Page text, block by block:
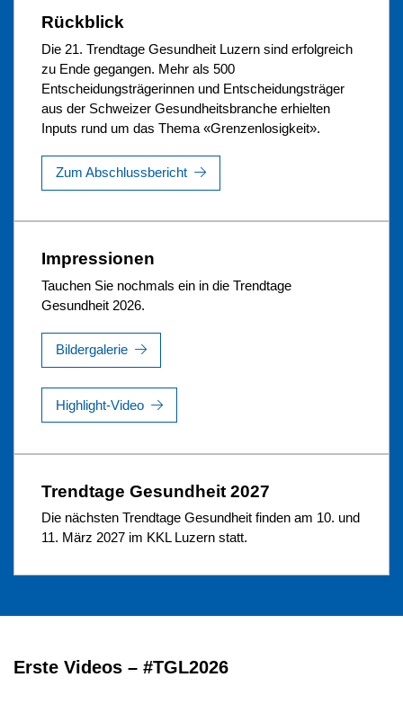
Rückblick
Die 21. Trendtage Gesundheit Luzern sind erfolgreich
zu Ende gegangen. Mehr als 500
Entscheidungsträgerinnen und Entscheidungsträger
aus der Schweizer Gesundheitsbranche erhielten
Inputs rund um das Thema «Grenzenlosigkeit».
Zum Abschlussbericht
Impressionen
Tauchen Sie nochmals ein in die Trendtage
Gesundheit 2026.
Bildergalerie
Highlight-Video
Trendtage Gesundheit 2027
Die nächsten Trendtage Gesundheit finden am 10. und
11. März 2027 im KKL Luzern statt.
Erste Videos – #TGL2026